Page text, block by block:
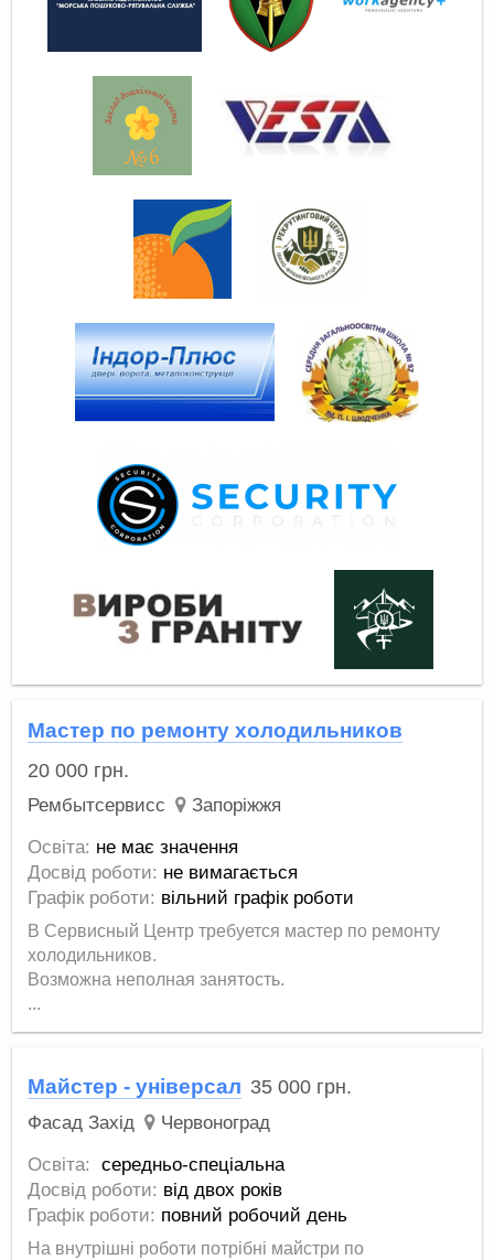
Мастер по ремонту холодильников
20 000 грн.
Рембытсервисс Запоріжжя
Освіта: не має значення
Досвід роботи: не вимагається
Графік роботи: вільний графік роботи
В Сервисный Центр требуется мастер по ремонту
холодильников.
Возможна неполная занятость.
...
Майстер - універсал 35 000 грн.
Фасад Захід Червоноград
Освіта:
середньо-спеціальна
Досвід роботи: від двох років
Графік роботи: повний робочий день
На внутрішні роботи потрібні майстри по